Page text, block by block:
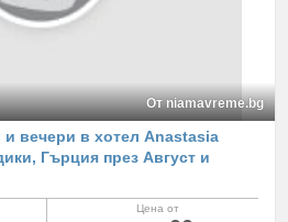
От niamavreme.bg
и вечери в хотел Anastasia
Гърция през Август и
Цена от